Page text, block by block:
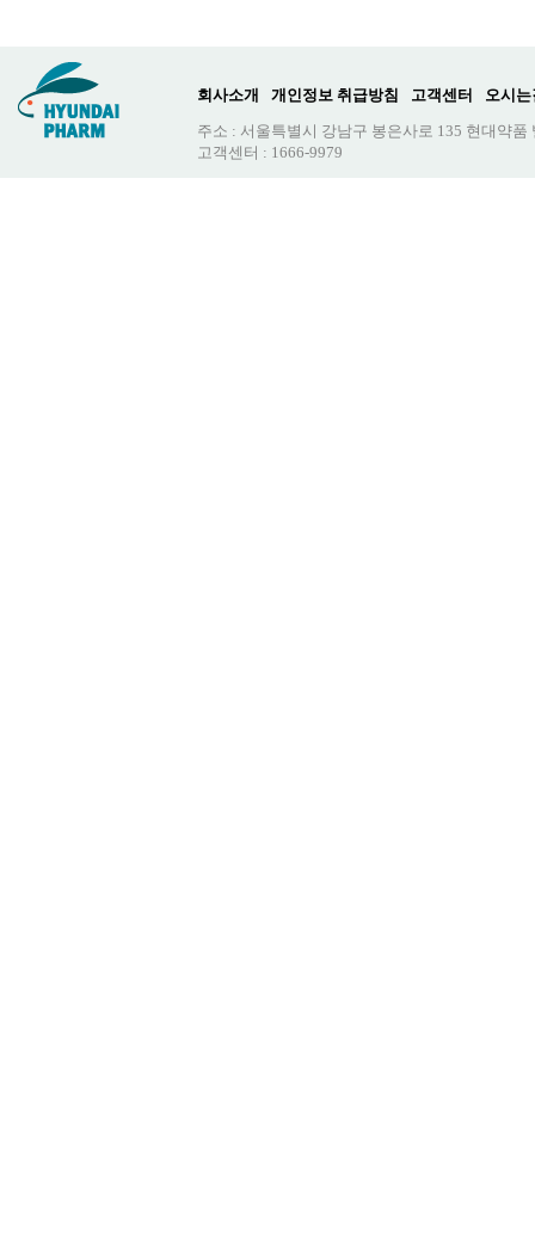
회사소개 개인정보 취급방침 고객센터
오시는
주소 : 서울특별시 강남구 봉은사로 135 현대약품
고객센터 : 1666-9979